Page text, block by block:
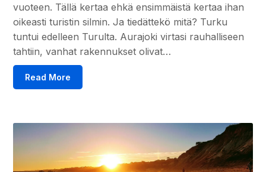
vuoteen. Tällä kertaa ehkä ensimmäistä kertaa ihan
oikeasti turistin silmin. Ja tiedättekö mitä? Turku
tuntui edelleen Turulta. Aurajoki virtasi rauhalliseen
tahtiin, vanhat rakennukset olivat…
Read More